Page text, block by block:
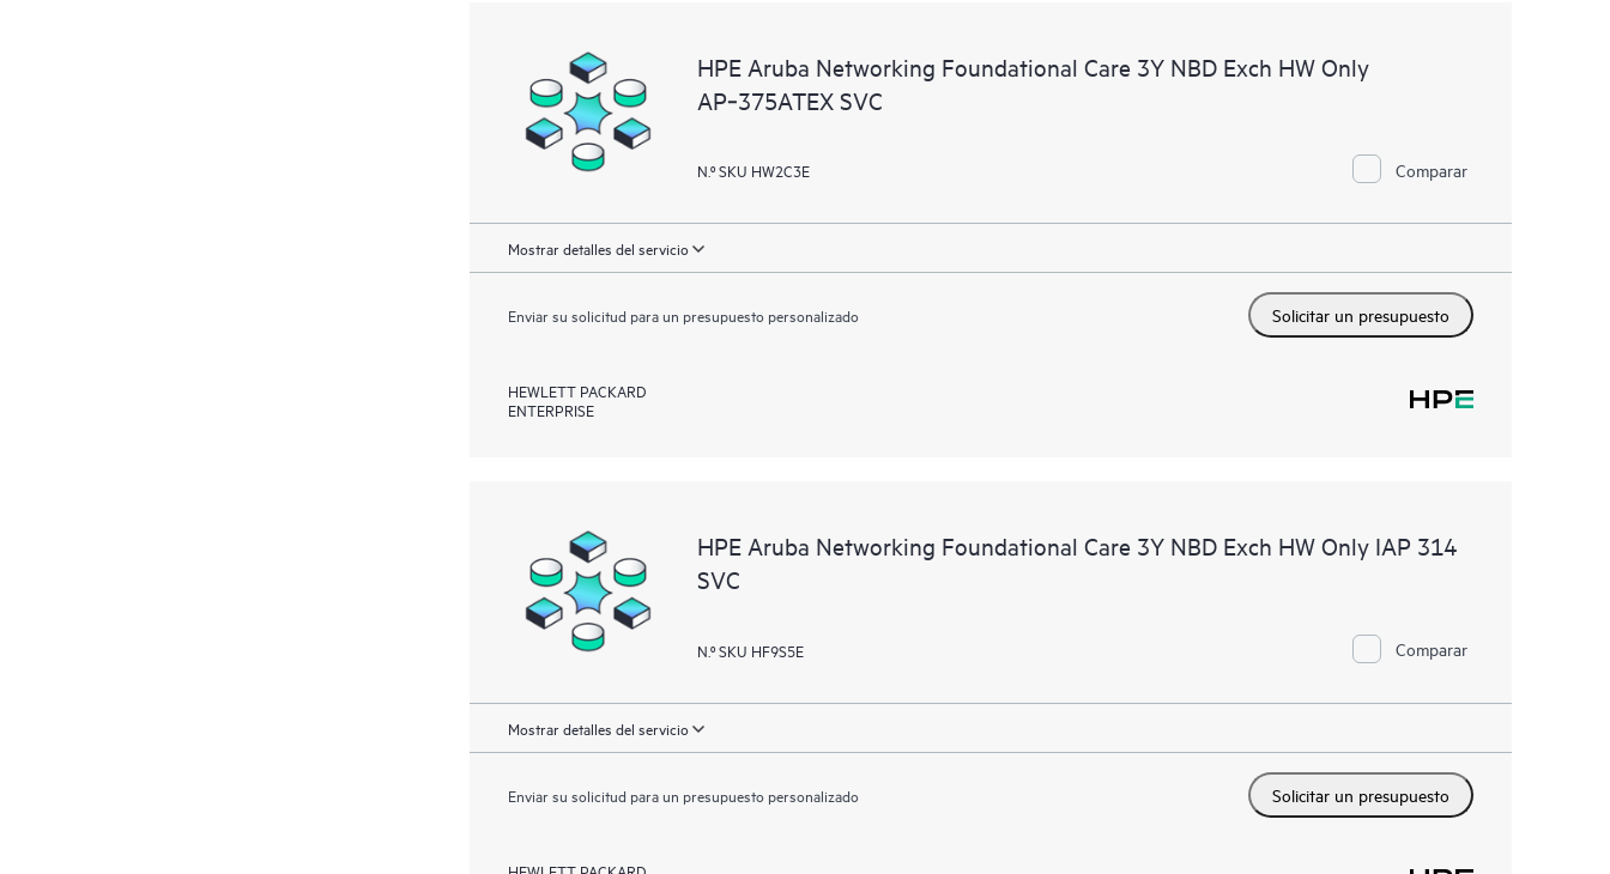
HPE Aruba Networking Foundational Care 3Y NBD Exch HW Only
AP‑375ATEX SVC
N.º SKU HW2C3E Comparar
Mostrar detalles del servicio
Enviar su solicitud para un presupuesto personalizado Solicitar un presupuesto
HEWLETT PACKARD
ENTERPRISE
HPE Aruba Networking Foundational Care 3Y NBD Exch HW Only IAP 314
SVC
N.º SKU HF9S5E Comparar
Mostrar detalles del servicio
Enviar su solicitud para un presupuesto personalizado Solicitar un presupuesto